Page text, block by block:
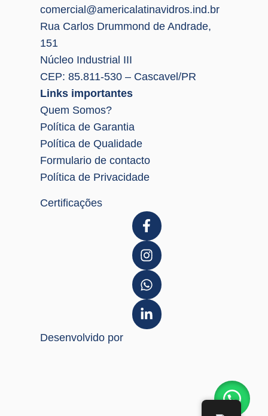
comercial@americalatinavidros.ind.br
Rua Carlos Drummond de Andrade,
151
Núcleo Industrial III
CEP: 85.811-530 – Cascavel/PR
Links importantes
Quem Somos?
Política de Garantia
Política de Qualidade
Formulario de contacto
Política de Privacidade
Certificações
Desenvolvido por